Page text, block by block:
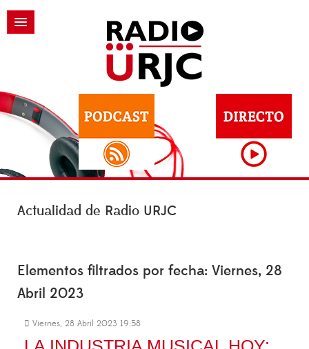
Actualidad de Radio URJC
Elementos filtrados por fecha: Viernes, 28
Abril 2023
Viernes, 28 Abril 2023 19:58